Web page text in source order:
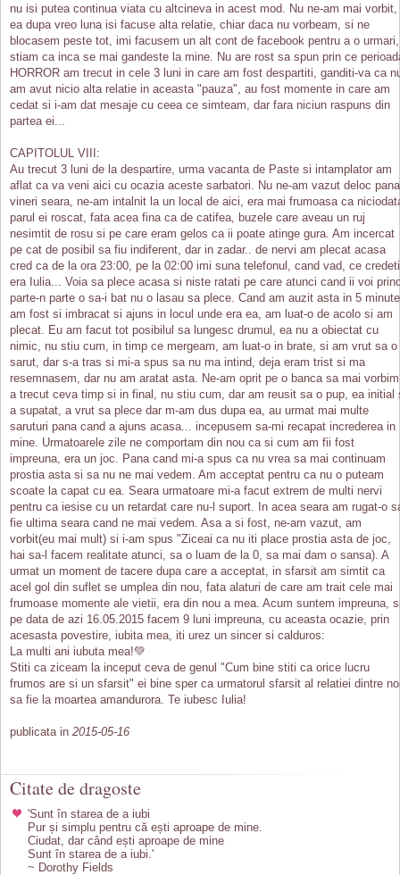
nu isi putea continua viata cu altcineva in acest mod. Nu ne-am mai vorbit,
ea dupa vreo luna isi facuse alta relatie, chiar daca nu vorbeam, si ne
blocasem peste tot, imi facusem un alt cont de facebook pentru a o urmari,
stiam ca inca se mai gandeste la mine. Nu are rost sa spun prin ce
HORROR am trecut in cele 3 luni in care am fost despartiti, ganditi-va ca
am avut nicio alta relatie in aceasta "pauza", au fost momente in care am
cedat si i-am dat mesaje cu ceea ce simteam, dar fara niciun raspuns din
partea ei...
CAPITOLUL VIII:
Au trecut 3 luni de la despartire, urma vacanta de Paste si intamplator am
aflat ca va veni aici cu ocazia aceste sarbatori. Nu ne-am vazut deloc pana
vineri seara, ne-am intalnit la un local de aici, era mai frumoasa ca
parul ei roscat, fata acea fina ca de catifea, buzele care aveau un ruj
nesimtit de rosu si pe care eram gelos ca ii poate atinge gura. Am incercat
pe cat de posibil sa fiu indiferent, dar in zadar.. de nervi am plecat acasa
cred ca de la ora 23:00, pe la 02:00 imi suna telefonul, cand vad, ce
era Iulia... Voia sa plece acasa si niste ratati pe care atunci cand ii voi
parte-n parte o sa-i bat nu o lasau sa plece. Cand am auzit asta in 5 minute
am fost si imbracat si ajuns in locul unde era ea, am luat-o de acolo si am
plecat. Eu am facut tot posibilul sa lungesc drumul, ea nu a obiectat cu
nimic, nu stiu cum, in timp ce mergeam, am luat-o in brate, si am vrut sa o
sarut, dar s-a tras si mi-a spus sa nu ma intind, deja eram trist si ma
resemnasem, dar nu am aratat asta. Ne-am oprit pe o banca sa mai
a trecut ceva timp si in final, nu stiu cum, dar am reusit sa o pup, ea initial
a supatat, a vrut sa plece dar m-am dus dupa ea, au urmat mai multe
saruturi pana cand a ajuns acasa... incepusem sa-mi recapat increderea in
mine. Urmatoarele zile ne comportam din nou ca si cum am fii fost
impreuna, era un joc. Pana cand mi-a spus ca nu vrea sa mai continuam
prostia asta si sa nu ne mai vedem. Am acceptat pentru ca nu o puteam
scoate la capat cu ea. Seara urmatoare mi-a facut extrem de multi nervi
pentru ca iesise cu un retardat care nu-l suport. In acea seara am rugat-o
fie ultima seara cand ne mai vedem. Asa a si fost, ne-am vazut, am
vorbit(eu mai mult) si i-am spus "Ziceai ca nu iti place prostia asta de joc,
hai sa-l facem realitate atunci, sa o luam de la 0, sa mai dam o sansa). A
urmat un moment de tacere dupa care a acceptat, in sfarsit am simtit ca
acel gol din suflet se umplea din nou, fata alaturi de care am trait cele mai
frumoase momente ale vietii, era din nou a mea. Acum suntem impreuna,
pe data de azi 16.05.2015 facem 9 luni impreuna, cu aceasta ocazie, prin
acesasta povestire, iubita mea, iti urez un sincer si calduros:
La multi ani iubuta mea!💚
Stiti ca ziceam la inceput ceva de genul "Cum bine stiti ca orice lucru
frumos are si un sfarsit" ei bine sper ca urmatorul sfarsit al relatiei dintre
sa fie la moartea amandurora. Te iubesc Iulia!
publicata in 2015-05-16
Citate de dragoste
'Sunt în starea de a iubi
Pur și simplu pentru că ești aproape de mine.
Ciudat, dar când ești aproape de mine
Sunt în starea de a iubi.'
~ Dorothy Fields